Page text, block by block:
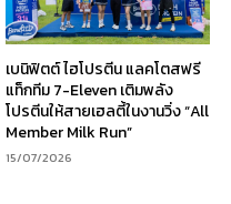
เบนิฟิตต์ ไฮโปรตีน แลคโตสฟรี
แท็กทีม 7-Eleven เติมพลัง
โปรตีนให้สายเฮลตี้ในงานวิ่ง “All
Member Milk Run”
15/07/2026